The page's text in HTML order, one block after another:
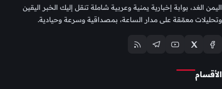
اليمن الغد، بوابة إخبارية يمنية وعربية شاملة تنقل إليك الخبر اليقين
وتحليلات معمّقة على مدار الساعة، بمصداقية وسرعة وحيادية.
الأقسام